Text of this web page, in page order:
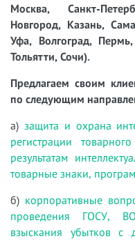
Москва, Санкт-
Новгород, Казань,
Уфа, Волгоград,
Тольятти, Сочи).
Предлагаем своим
по следующим
а) защита и охрана
регистрации
результатам
товарные знаки,
б) корпоративные
проведения ГОСУ,
взыскания убытков с